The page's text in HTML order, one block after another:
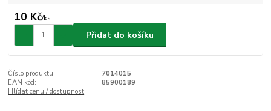
10 Kč/ks
Přidat do košíku
Číslo produktu:
7014015
EAN kód:
85900189
Hlídat cenu / dostupnost